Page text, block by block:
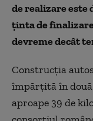
de realizare este
ţinta de
devreme decât
Construcţia
împărţită în
aproape 39 de